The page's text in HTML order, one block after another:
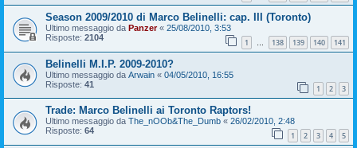
Season 2009/2010 di Marco Belinelli: cap. III (Toronto)
Ultimo messaggio da Panzer« 25/08/2010, 3:53
Risposte: 2104 1 … 138 139 140 141
Belinelli M.I.P. 2009-2010?
Ultimo messaggio da Arwain « 04/05/2010, 16:55
Risposte: 41 1 2 3
Trade: Marco Belinelli ai Toronto Raptors!
Ultimo messaggio da The_nOOb&The_Dumb « 26/02/2010, 2:48
Risposte: 64 1 2 3 4 5